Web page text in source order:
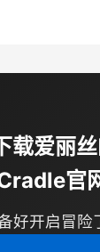
载爱丽
官
好开启冒险